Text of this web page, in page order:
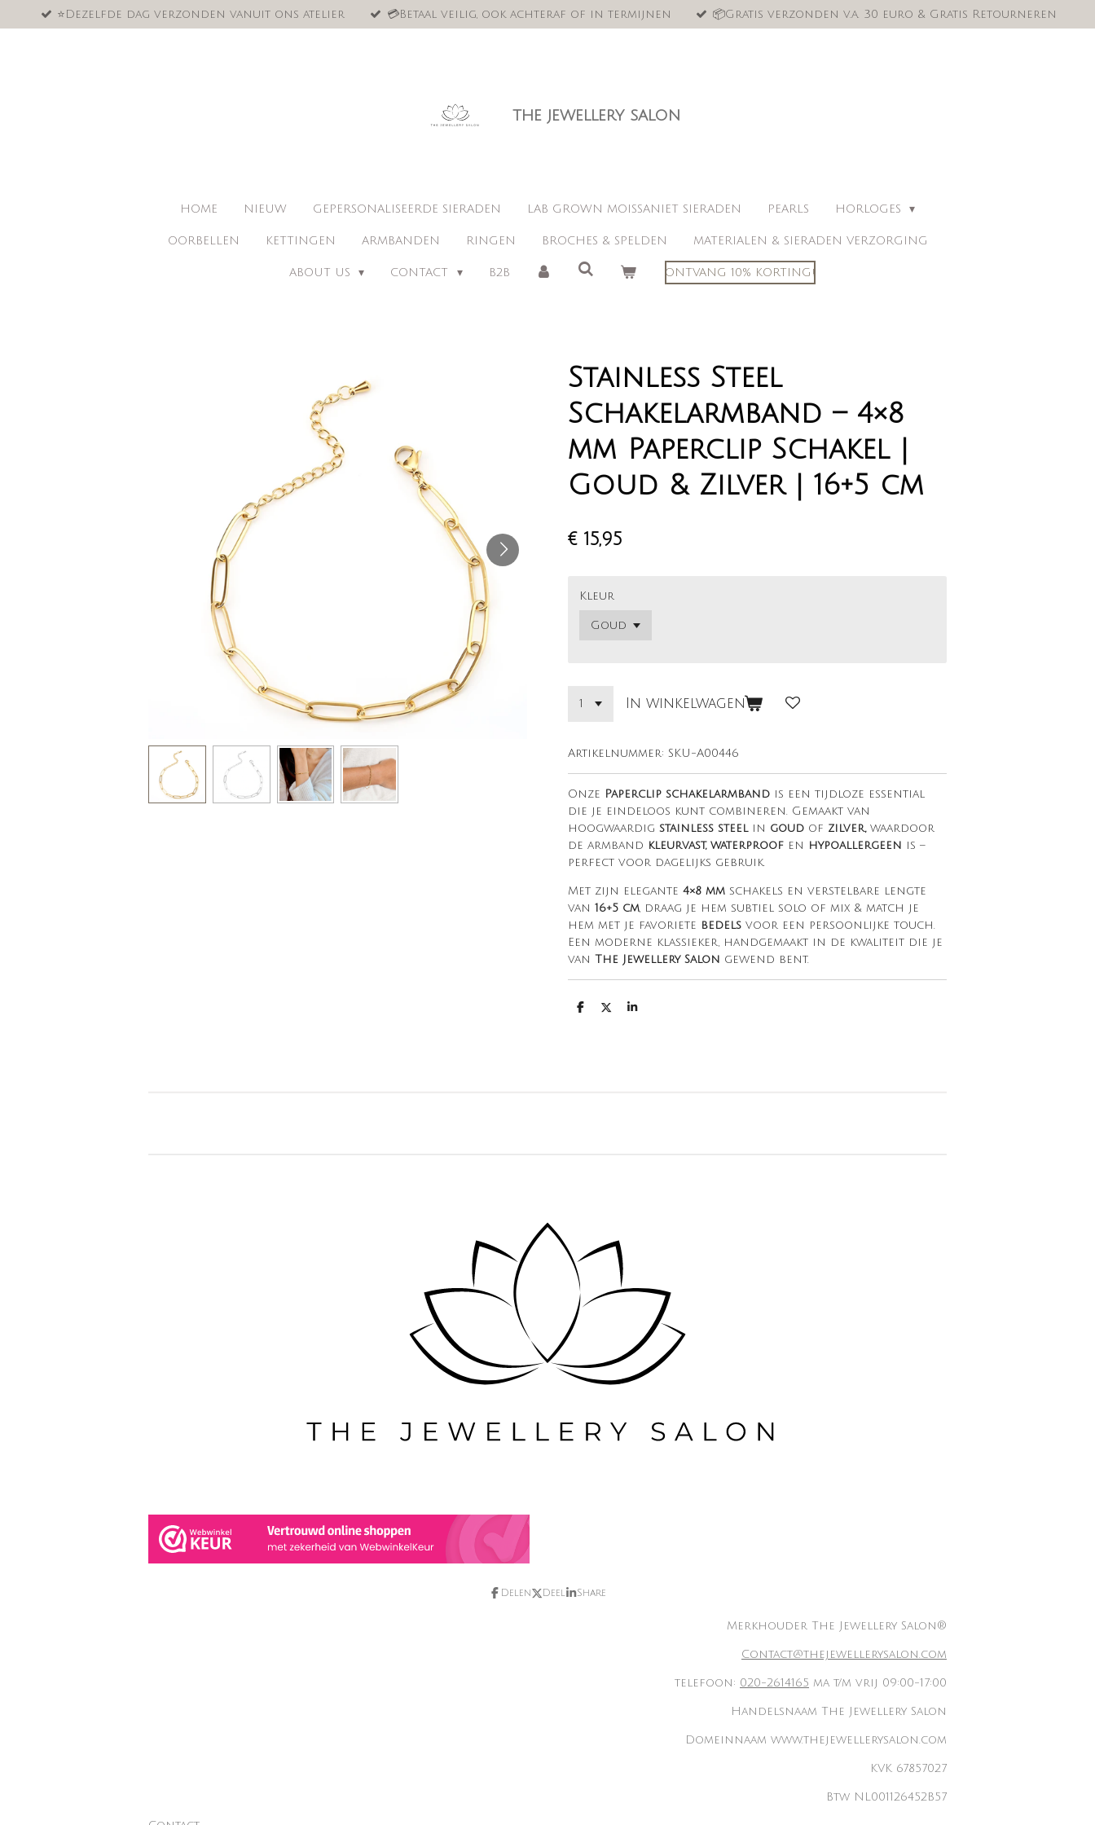
direct
⭐️Dezelfde dag verzonden vanuit ons atelier 💳Betaal veilig, ook achteraf of in termijnen 📦Gratis verzonden v.a. 30 euro & Gratis Retourneren
the jewellery salon
HOME NIEUW GEPERSONALISEERDE SIERADEN LAB GROWN MOISSANIET SIERADEN PEARLS HORLOGES
OORBELLEN KETTINGEN ARMBANDEN RINGEN BROCHES & SPELDEN MATERIALEN & SIERADEN VERZORGING
ABOUT US CONTACT B2B ONTVANG 10% KORTING!
Stainless Steel
Schakelarmband – 4×8
mm Paperclip Schakel |
Goud & Zilver | 16+5 cm
€ 15,95
Kleur
In winkelwagen
Artikelnummer: SKU-A00446
Onze Paperclip schakelarmband is een tijdloze essential
die je eindeloos kunt combineren. Gemaakt van
hoogwaardig stainless steel in goud of zilver,waardoor
de armband kleurvast, waterproof en hypoallergeen is –
perfect voor dagelijks gebruik.
Met zijn elegante 4×8 mm schakels en verstelbare lengte
van 16+5 cm , draag je hem subtiel solo of mix & match je
hem met je favoriete bedels voor een persoonlijke touch.
Een moderne klassieker, handgemaakt in de kwaliteit die je
van The Jewellery Salon gewend bent.
D
D
S
Delen Deel Share
Merkhouder The Jewellery Salon®
Contact@thejewellerysalon.com
telefoon: 020-2614165 ma t/m vrij 09:00-17:00
Handelsnaam The Jewellery Salon
Domeinnaam www.thejewellerysalon.com
KVK 67857027
Btw NL001126452B57